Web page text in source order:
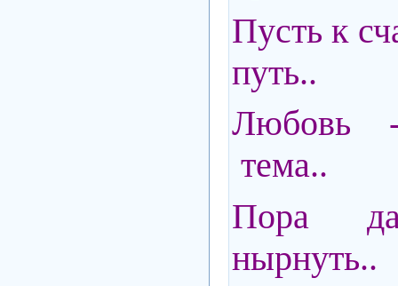
Пусть к
путь..
Любовь -
тема..
Пора
нырнуть..